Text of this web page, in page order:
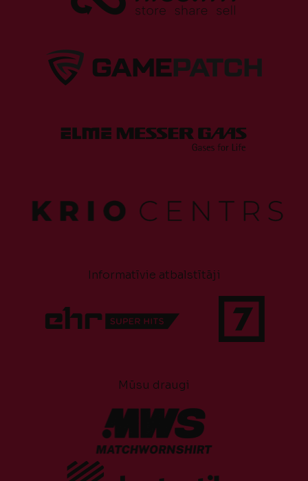
Informatīvie atbalstītāji
Mūsu draugi